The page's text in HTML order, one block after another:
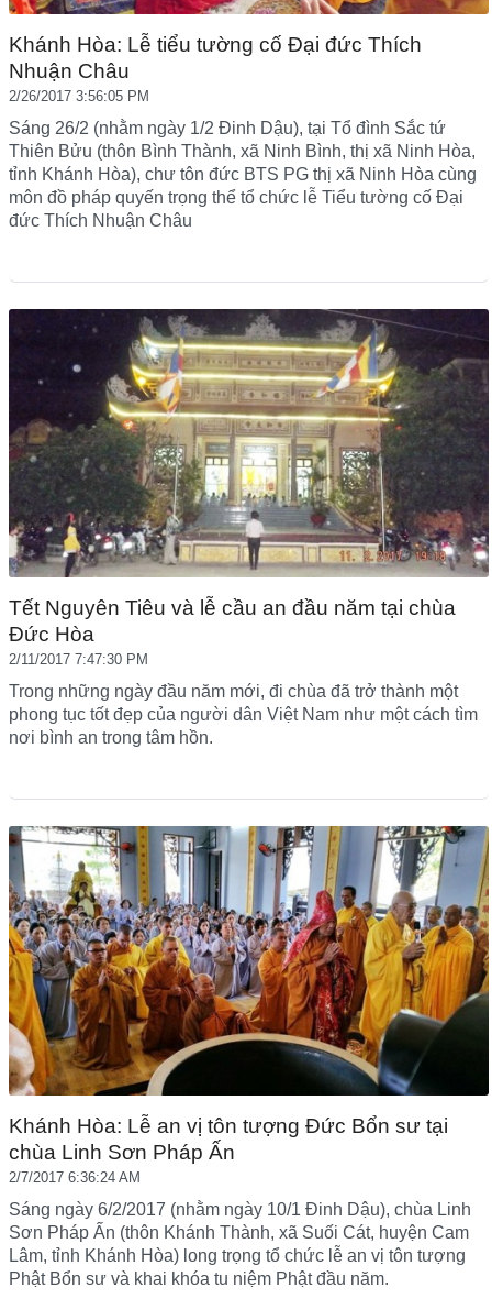
Khánh Hòa: Lễ tiểu tường cố Đại đức Thích
Nhuận Châu
2/26/2017 3:56:05 PM
Sáng 26/2 (nhằm ngày 1/2 Đinh Dậu), tại Tổ đình Sắc tứ
Thiên Bửu (thôn Bình Thành, xã Ninh Bình, thị xã Ninh Hòa,
tỉnh Khánh Hòa), chư tôn đức BTS PG thị xã Ninh Hòa cùng
môn đồ pháp quyến trọng thể tổ chức lễ Tiểu tường cố Đại
đức Thích Nhuận Châu
Tết Nguyên Tiêu và lễ cầu an đầu năm tại chùa
Đức Hòa
2/11/2017 7:47:30 PM
Trong những ngày đầu năm mới, đi chùa đã trở thành một
phong tục tốt đẹp của người dân Việt Nam như một cách tìm
nơi bình an trong tâm hồn.
Khánh Hòa: Lễ an vị tôn tượng Đức Bổn sư tại
chùa Linh Sơn Pháp Ấn
2/7/2017 6:36:24 AM
Sáng ngày 6/2/2017 (nhằm ngày 10/1 Đinh Dậu), chùa Linh
Sơn Pháp Ấn (thôn Khánh Thành, xã Suối Cát, huyện Cam
Lâm, tỉnh Khánh Hòa) long trọng tổ chức lễ an vị tôn tượng
Phật Bổn sư và khai khóa tu niệm Phật đầu năm.